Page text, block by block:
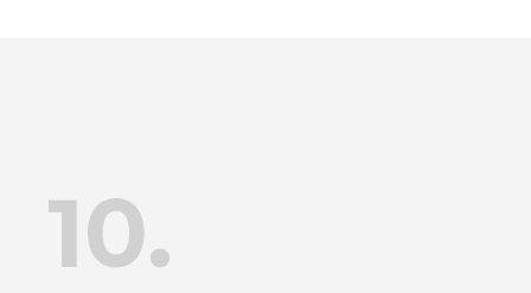
10.